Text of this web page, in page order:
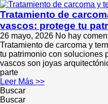
Tratamiento de
vascos: protege tu
26 mayo, 2026 No hay
Tratamiento de carcoma y
tu patrimonio con soluciones
vascos son joyas
parte
Leer Más >>
Buscar
Buscar